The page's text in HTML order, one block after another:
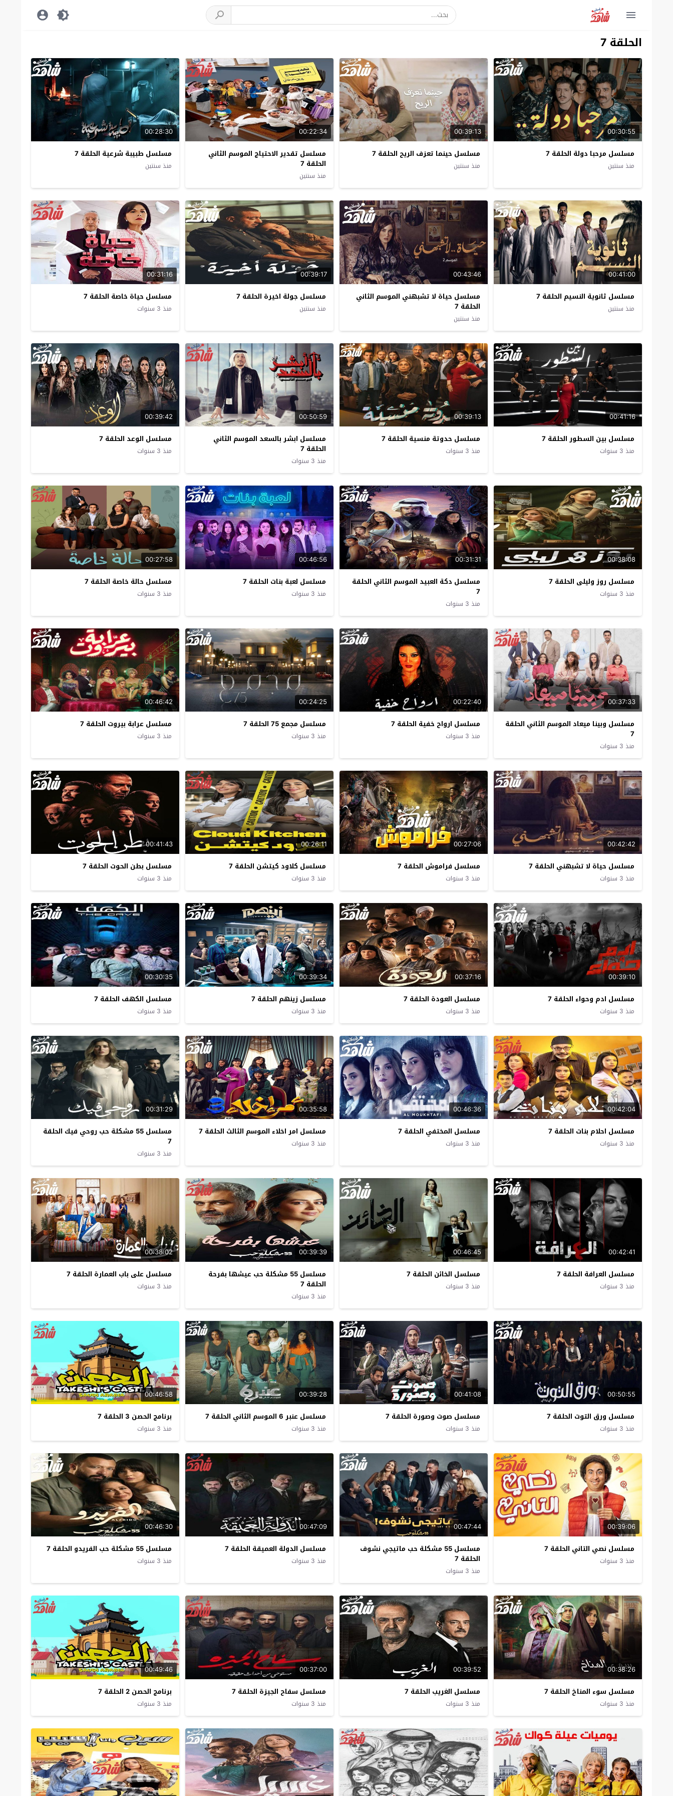
الحلقة 7
00:30:55
مسلسل مرحبا دولة الحلقة 7
منذ سنتين
00:39:13
مسلسل حينما تعزف الريح الحلقة 7
منذ سنتين
00:22:34
مسلسل تقدير الاحتياج الموسم الثاني
الحلقة 7
منذ سنتين
00:28:30
مسلسل طبيبة شرعية الحلقة 7
منذ سنتين
00:41:00
مسلسل ثانوية النسيم الحلقة 7
منذ سنتين
00:43:46
مسلسل حياة لا تشبهني الموسم الثاني
الحلقة 7
منذ سنتين
00:39:17
مسلسل جولة اخيرة الحلقة 7
منذ سنتين
00:31:16
مسلسل حياة خاصة الحلقة 7
منذ 3 سنوات
00:41:16
مسلسل بين السطور الحلقة 7
منذ 3 سنوات
00:39:13
مسلسل حدوتة منسية الحلقة 7
منذ 3 سنوات
00:50:59
مسلسل ابشر بالسعد الموسم الثاني
الحلقة 7
منذ 3 سنوات
00:39:42
مسلسل الوعد الحلقة 7
منذ 3 سنوات
00:38:08
مسلسل روز وليلى الحلقة 7
منذ 3 سنوات
00:31:31
مسلسل دكة العبيد الموسم الثاني الحلقة
7
منذ 3 سنوات
00:46:56
مسلسل لعبة بنات الحلقة 7
منذ 3 سنوات
00:27:58
مسلسل حالة خاصة الحلقة 7
منذ 3 سنوات
00:37:33
مسلسل وبينا ميعاد الموسم الثاني الحلقة
7
منذ 3 سنوات
00:22:40
مسلسل ارواح خفية الحلقة 7
منذ 3 سنوات
00:24:25
مسلسل مجمع 75 الحلقة 7
منذ 3 سنوات
00:46:42
مسلسل عرابة بيروت الحلقة 7
منذ 3 سنوات
00:42:42
مسلسل حياة لا تشبهني الحلقة 7
منذ 3 سنوات
00:27:06
مسلسل فراموش الحلقة 7
منذ 3 سنوات
00:26:11
مسلسل كلاود كيتشن الحلقة 7
منذ 3 سنوات
00:41:43
مسلسل بطن الحوت الحلقة 7
منذ 3 سنوات
00:39:10
مسلسل ادم وحواء الحلقة 7
منذ 3 سنوات
00:37:16
مسلسل العودة الحلقة 7
منذ 3 سنوات
00:39:34
مسلسل زينهم الحلقة 7
منذ 3 سنوات
00:30:35
مسلسل الكهف الحلقة 7
منذ 3 سنوات
00:42:04
مسلسل احلام بنات الحلقة 7
منذ 3 سنوات
00:46:36
مسلسل المختفي الحلقة 7
منذ 3 سنوات
00:35:58
مسلسل امر اخلاء الموسم الثالث الحلقة 7
منذ 3 سنوات
00:31:29
مسلسل 55 مشكلة حب روحي فيك الحلقة
7
منذ 3 سنوات
00:42:41
مسلسل العرافة الحلقة 7
منذ 3 سنوات
00:46:45
مسلسل الخائن الحلقة 7
منذ 3 سنوات
00:39:39
مسلسل 55 مشكلة حب عيشها بفرحة
الحلقة 7
منذ 3 سنوات
00:38:02
مسلسل على باب العمارة الحلقة 7
منذ 3 سنوات
00:50:55
مسلسل ورق التوت الحلقة 7
منذ 3 سنوات
00:41:08
مسلسل صوت وصورة الحلقة 7
منذ 3 سنوات
00:39:28
مسلسل عنبر 6 الموسم الثاني الحلقة 7
منذ 3 سنوات
00:46:58
برنامج الحصن 3 الحلقة 7
منذ 3 سنوات
00:39:06
مسلسل نصي التاني الحلقة 7
منذ 3 سنوات
00:47:44
مسلسل 55 مشكلة حب ماتيجي نشوف
الحلقة 7
منذ 3 سنوات
00:47:09
مسلسل الدولة العميقة الحلقة 7
منذ 3 سنوات
00:46:30
مسلسل 55 مشكلة حب الفريدو الحلقة 7
منذ 3 سنوات
00:38:26
مسلسل سوء المناخ الحلقة 7
منذ 3 سنوات
00:39:52
مسلسل الغريب الحلقة 7
منذ 3 سنوات
00:37:00
مسلسل سفاح الجيزة الحلقة 7
منذ 3 سنوات
00:49:46
برنامج الحصن 2 الحلقة 7
منذ 3 سنوات